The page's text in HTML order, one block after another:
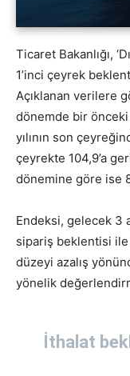
Ticaret Bakanlığı,
1’inci çeyrek
Açıklanan verilere
dönemde bir önceki
yılının son
çeyrekte 104,9’a
dönemine göre ise
Endeksi, gelecek 3
sipariş beklentisi
düzeyi azalış
yönelik
İthalat